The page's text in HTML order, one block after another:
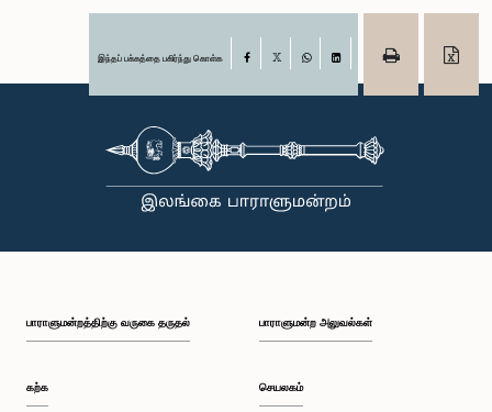
இந்தப் பக்கத்தை பகிர்ந்து கொள்க Facebook
பாராளுமன்றத்திற்கு வருகை தருதல்
கற்க
பாராளுமன்ற அலுவல்கள்
செயலகம்